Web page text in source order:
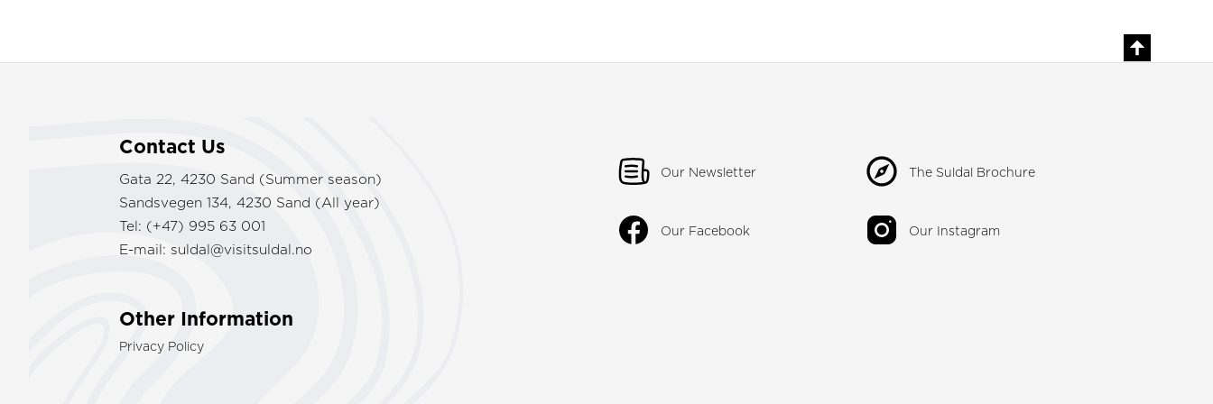
Contact Us
Gata 22, 4230 Sand (Summer season)
Sandsvegen 134, 4230 Sand (All year)
Tel: (+47) 995 63 001
E-mail: suldal@visitsuldal.no
Other Information
Privacy Policy
Our Newsletter The Suldal Brochure
Our Facebook Our Instagram